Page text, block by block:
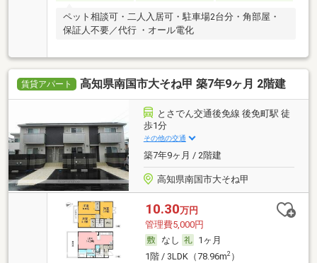
ペット相談可・二人入居可・駐車場2台分・角部屋・
保証人不要／代行 ・オール電化
賃貸アパート 高知県南国市大そね甲 築7年9ヶ月 2階建
とさでん交通後免線 後免町駅 徒
歩1分
その他の交通
築7年9ヶ月 / 2階建
高知県南国市大そね甲
10.30万円
管理費5,000円
なし
1ヶ月
1階 / 3LDK（78.96m2）